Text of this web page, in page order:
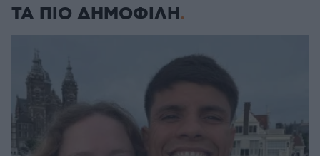
ΤΑ ΠΙΟ ΔΗΜΟΦΙΛΗ